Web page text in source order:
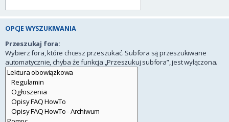
OPCJE WYSZUKIWANIA
Przeszukaj fora:
Wybierz fora, które chcesz przeszukać. Subfora są przeszukiwane
automatycznie, chyba że funkcja „Przeszukuj subfora”, jest wyłączona.